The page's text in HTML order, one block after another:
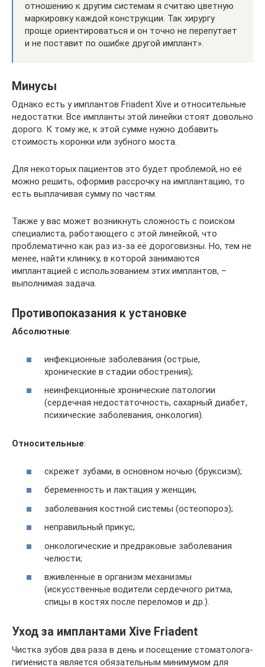
отношению к другим системам я считаю цветную
маркировку каждой конструкции. Так хирургу
проще ориентироваться и он точно не перепутает
и не поставит по ошибке другой имплант».
Минусы
Однако есть у имплантов Friadent Xive и относительные
недостатки. Все импланты этой линейки стоят довольно
дорого. К тому же, к этой сумме нужно добавить
стоимость коронки или зубного моста.
Для некоторых пациентов это будет проблемой, но её
можно решить, оформив рассрочку на имплантацию, то
есть выплачивая сумму по частям.
Также у вас может возникнуть сложность с поиском
специалиста, работающего с этой линейкой, что
проблематично как раз из-за её дороговизны. Но, тем не
менее, найти клинику, в которой занимаются
имплантацией с использованием этих имплантов, –
выполнимая задача.
Противопоказания к установке
Абсолютные:
инфекционные заболевания (острые,
хронические в стадии обострения);
неинфекционные хронические патологии
(сердечная недостаточность, сахарный диабет,
психические заболевания, онкология).
Относительные:
скрежет зубами, в основном ночью (бруксизм);
беременность и лактация у женщин;
заболевания костной системы (остеопороз);
неправильный прикус;
онкологические и предраковые заболевания
челюсти;
вживленные в организм механизмы
(искусственные водители сердечного ритма,
спицы в костях после переломов и др.).
Уход за имплантами Xive Friadent
Чистка зубов два раза в день и посещение стоматолога-
гигиениста является обязательным минимумом для